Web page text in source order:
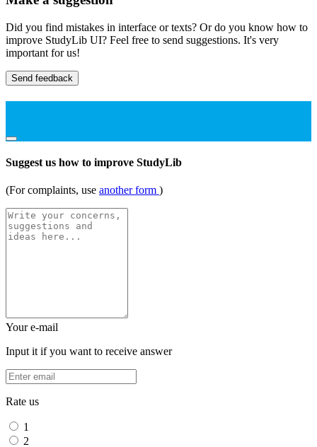
Did you find mistakes in interface or texts? Or do you know how to
improve StudyLib UI? Feel free to send suggestions. It's very
important for us!
Send feedback
Suggest us how to improve StudyLib
(For complaints, use another form )
Your e-mail
Input it if you want to receive answer
Rate us
1
2